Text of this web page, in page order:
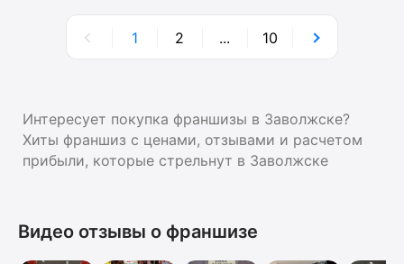
1 2 ... 10
Интересует покупка франшизы в Заволжске?
Хиты франшиз с ценами, отзывами и расчетом
прибыли, которые стрельнут в Заволжске
Видео отзывы о франшизе